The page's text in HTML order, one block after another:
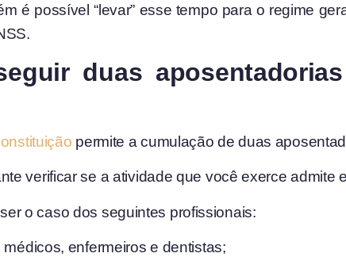
é possível “levar” esse tempo para o regime
duas
permite a cumulação de duas
verificar se a atividade que você exerce admite
o caso dos seguintes profissionais:
enfermeiros e dentistas;